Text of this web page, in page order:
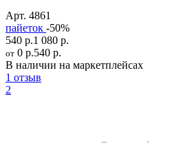
Арт. 4861
пайеток -50%
540 р.1 080 р.
от 0 р.540 р.
В наличии на маркетплейсах
1 отзыв
2